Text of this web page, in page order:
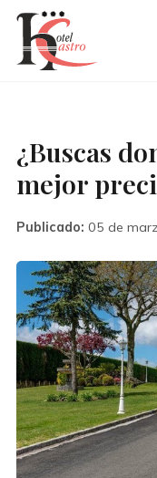
¿Buscas
mejor
Publicado: 05 de